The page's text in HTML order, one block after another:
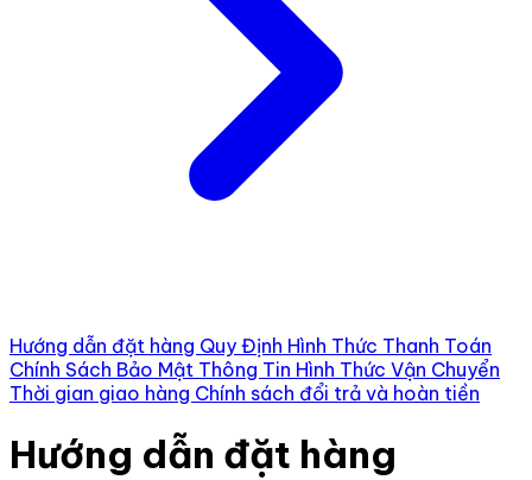
Hướng dẫn đặt hàng Quy Định Hình Thức Thanh Toán
Chính Sách Bảo Mật Thông Tin Hình Thức Vận Chuyển
Thời gian giao hàng Chính sách đổi trả và hoàn tiền
Hướng dẫn đặt hàng